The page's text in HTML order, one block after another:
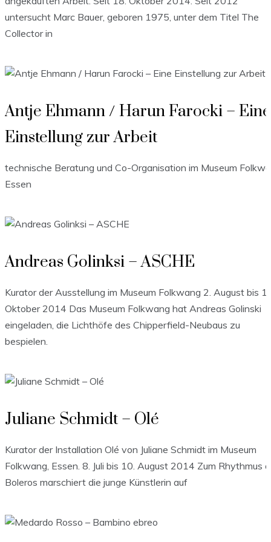
untersucht Marc Bauer, geboren 1975, unter dem Titel The
Collector in
Antje Ehmann / Harun Farocki – Eine
Einstellung zur Arbeit
technische Beratung und Co-Organisation im Museum
Essen
Andreas Golinksi – ASCHE
Kurator der Ausstellung im Museum Folkwang 2. August bis
Oktober 2014 Das Museum Folkwang hat Andreas Golinski
eingeladen, die Lichthöfe des Chipperfield-Neubaus zu
bespielen.
Juliane Schmidt – Olé
Kurator der Installation Olé von Juliane Schmidt im Museum
Folkwang, Essen. 8. Juli bis 10. August 2014 Zum Rhythmus
Boleros marschiert die junge Künstlerin auf